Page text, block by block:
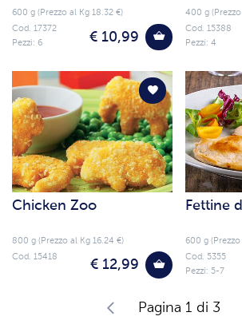
600 g (Prezzo al Kg 18.32 €)
€ 10,99
Cod. 17372
Pezzi: 6
400 g
Cod. 15388
Pezzi: 4
Chicken Zoo
800 g (Prezzo al Kg 16.24 €)
€ 12,99
Cod. 15418
Fettine
600 g (Prezzo
Cod. 5355
Pezzi: 5-7
Pagina 1 di 3